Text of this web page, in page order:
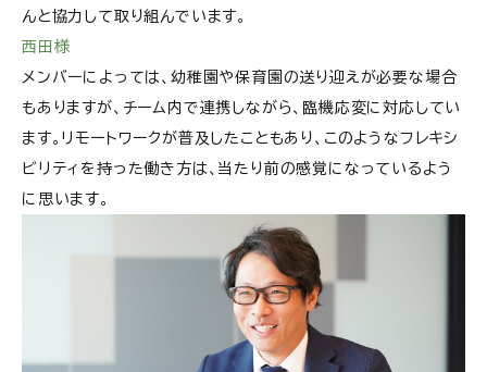
んと協力して取り組んでいます。
西田様
メンバーによっては、幼稚園や保育園の送り迎えが必要な場合
もありますが、チーム内で連携しながら、臨機応変に対応してい
ます。リモートワークが普及したこともあり、このようなフレキシ
ビリティを持った働き方は、当たり前の感覚になっているよう
に思います。